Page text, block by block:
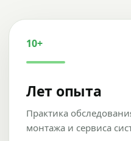
10+
Лет опыта
Практика
монтажа и сервиса